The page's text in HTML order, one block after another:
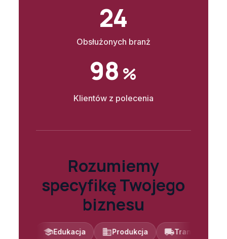
24
Obsłużonych branż
98 %
Klientów z polecenia
Rozumiemy
specyfikę Twojego
biznesu
Edukacja Produkcja Transport